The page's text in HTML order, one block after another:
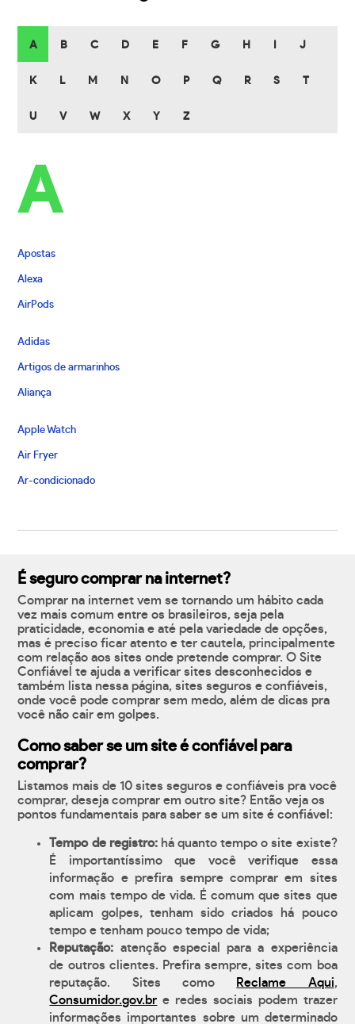
A B C D E F G H J
K L M N O P Q R S T
U V W X Y Z
A
Apostas
Alexa
AirPods
Adidas
Artigos de armarinhos
Aliança
Apple Watch
Air Fryer
Ar-condicionado
É seguro comprar na internet?
Comprar na internet vem se tornando um hábito cada
vez mais comum entre os brasileiros, seja pela
praticidade, economia e até pela variedade de opções,
mas é preciso ficar atento e ter cautela, principalmente
com relação aos sites onde pretende comprar. O Site
Confiável te ajuda a verificar sites desconhecidos e
também lista nessa página, sites seguros e confiáveis,
onde você pode comprar sem medo, além de dicas pra
você não cair em golpes.
Como saber se um site é confiável para
comprar?
Listamos mais de 10 sites seguros e confiáveis pra você
comprar, deseja comprar em outro site? Então veja os
pontos fundamentais para saber se um site é confiável:
Tempo de registro:há quanto tempo o site existe?
É importantíssimo que você verifique essa
informação e prefira sempre comprar em sites
com mais tempo de vida. É comum que sites que
aplicam golpes, tenham sido criados há pouco
tempo e tenham pouco tempo de vida;
Reputação: atenção especial para a experiência
de outros clientes. Prefira sempre, sites com boa
reputação. Sites como
Reclame Aqui,
Consumidor.gov.br e redes sociais podem trazer
informações importantes sobre um determinado